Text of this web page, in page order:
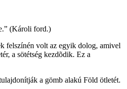
(Károli ford.)
felszínén volt az egyik dolog, amivel
a sötétség kezdõdik. Ez a
a gömb alakú Föld ötletét.